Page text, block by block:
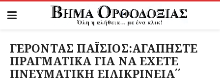
ΓΕΡΟΝΤΑΣ ΠΑΪΣΙΟΣ:ΑΓΑΠΗΣΤΕ
ΠΡΑΓΜΑΤΙΚΑ ΓΙΑ ΝΑ ΕΧΕΤΕ
ΠΝΕΥΜΑΤΙΚΗ ΕΙΛΙΚΡΙΝΕΙΑ΄΄